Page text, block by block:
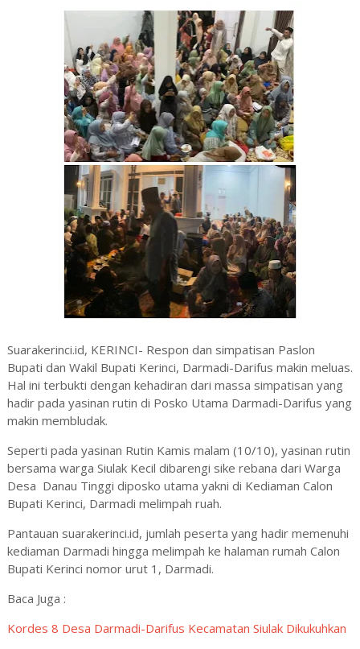
Suarakerinci.id, KERINCI- Respon dan simpatisan Paslon
Bupati dan Wakil Bupati Kerinci, Darmadi-Darifus makin meluas.
Hal ini terbukti dengan kehadiran dari massa simpatisan yang
hadir pada yasinan rutin di Posko Utama Darmadi-Darifus yang
makin membludak.
Seperti pada yasinan Rutin Kamis malam (10/10), yasinan rutin
bersama warga Siulak Kecil dibarengi sike rebana dari Warga
Desa Danau Tinggi diposko utama yakni di Kediaman Calon
Bupati Kerinci, Darmadi melimpah ruah.
Pantauan suarakerinci.id, jumlah peserta yang hadir memenuhi
kediaman Darmadi hingga melimpah ke halaman rumah Calon
Bupati Kerinci nomor urut 1, Darmadi.
Baca Juga :
Kordes 8 Desa Darmadi-Darifus Kecamatan Siulak Dikukuhkan